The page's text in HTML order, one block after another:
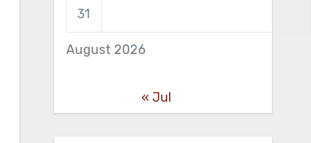
August 2026
31
« Jul